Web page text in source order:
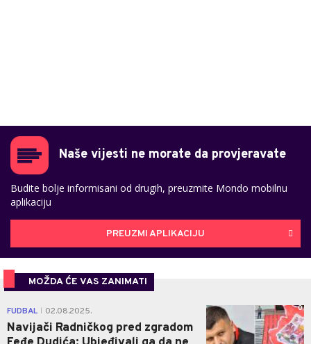
Naše vijesti ne morate da provjeravate
Budite bolje informisani od drugih, preuzmite Mondo mobilnu
aplikaciju
PREUZMI APLIKACIJU
MOŽDA ĆE VAS ZANIMATI
FUDBAL 02.08.2025.
Navijači Radničkog pred zgradom
0